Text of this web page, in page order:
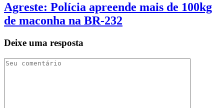
Agreste: Polícia apreende mais de 100kg
de maconha na BR-232
Deixe uma resposta